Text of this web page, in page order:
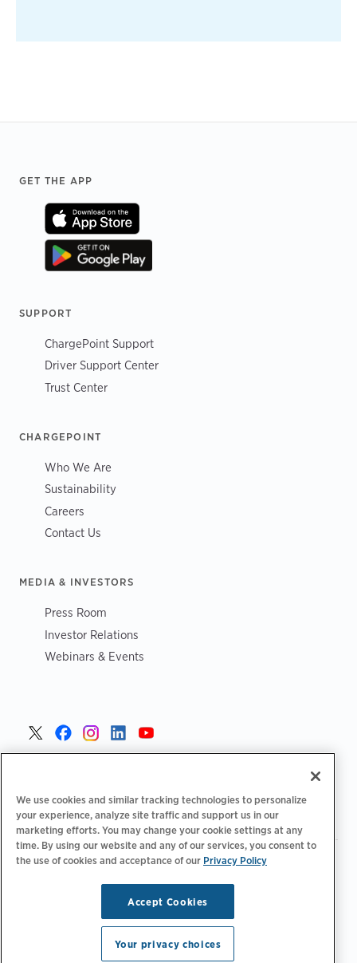
Footer
GET THE APP
SUPPORT
ChargePoint Support
Driver Support Center
Trust Center
CHARGEPOINT
Who We Are
Sustainability
Careers
Contact Us
MEDIA & INVESTORS
Press Room
Investor Relations
Webinars & Events
Zásady ochrany osobních údajů|
Možnosti ochrany osobních
Copyright © 2026 ChargePoint, Inc. Všechna práva
We use cookies and similar tracking technologies to personalize
your experience, analyze site traffic and support us in our
marketing efforts. You may change your cookie settings at any
time. By using our website and any of our services, you consent to
the use of cookies and acceptance of our Privacy Policy
Accept Cookies
Your privacy choices